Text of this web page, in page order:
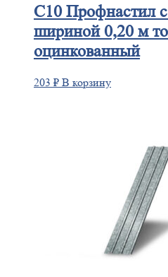
С10Профнастил с
шириной 0,20 м
оцинкованный
203 ₽ В корзину